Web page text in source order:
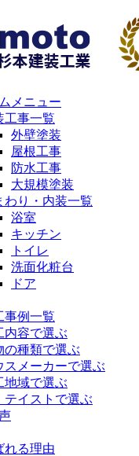
メニュー
工事一覧
外壁塗装
屋根工事
防水工事
大規模塗装
わり・内装一覧
浴室
キッチン
トイレ
洗面化粧台
ドア
事例一覧
内容で選ぶ
の種類で選ぶ
スメーカーで選ぶ
地域で選ぶ
テイストで選ぶ
れる理由